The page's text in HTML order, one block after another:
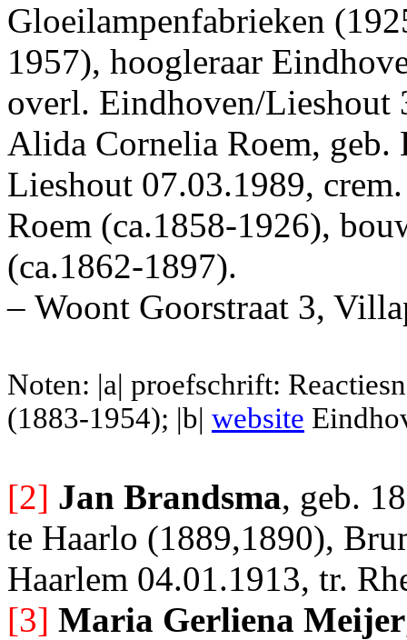
Gloeilampenfabrieken
1957), hoogleraar
overl. Eindhoven/Lieshout
Alida Cornelia Roem,
Lieshout 07.03.1989,
Roem (ca.1858-1926),
(ca.1862-1897).
– Woont Goorstraat 3,
Noten: |a| proefschrift:
(1883-1954); |b| website
[2] Jan Brandsma, geb.
te Haarlo (1889,1890),
Haarlem 04.01.1913, tr.
[3] Maria Gerliena Meijer